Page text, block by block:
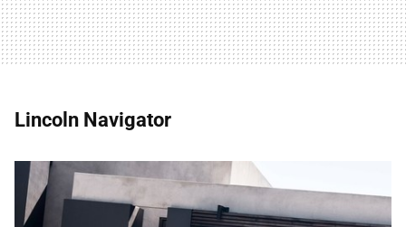
Lincoln Navigator